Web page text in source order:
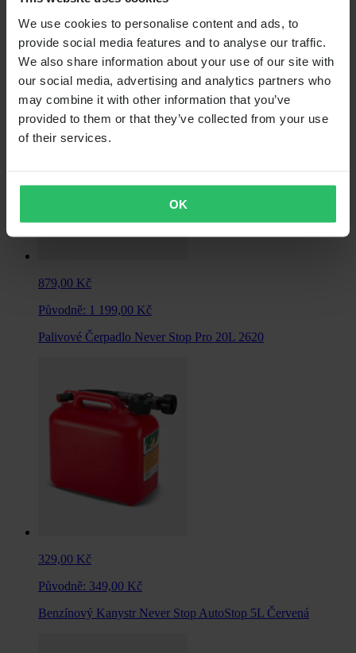
We use cookies to personalise content and ads, to
provide social media features and to analyse our traffic.
We also share information about your use of our site with
our social media, advertising and analytics partners who
may combine it with other information that you’ve
provided to them or that they’ve collected from your use
of their services.
OK
1 029,00 Kč
1 079,00 Kč
Palivový Kanystr Never Stop 10L Červená
879,00 Kč
Původně: 1 199,00 Kč
Palivové Čerpadlo Never Stop Pro 20L 2620
329,00 Kč
Původně: 349,00 Kč
Benzínový Kanystr Never Stop AutoStop 5L Červená